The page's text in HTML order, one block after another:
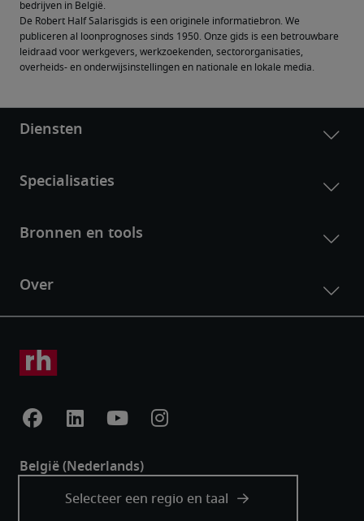
bedrijven in België.
De Robert Half Salarisgids is een originele informatiebron. We
publiceren al loonprognoses sinds 1950. Onze gids is een betrouwbare
leidraad voor werkgevers, werkzoekenden, sectororganisaties,
overheids- en onderwijsinstellingen en nationale en lokale media.